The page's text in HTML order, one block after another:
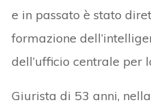
e in passato è stato
formazione
dell’ufficio centrale per
Giurista di 53 anni,